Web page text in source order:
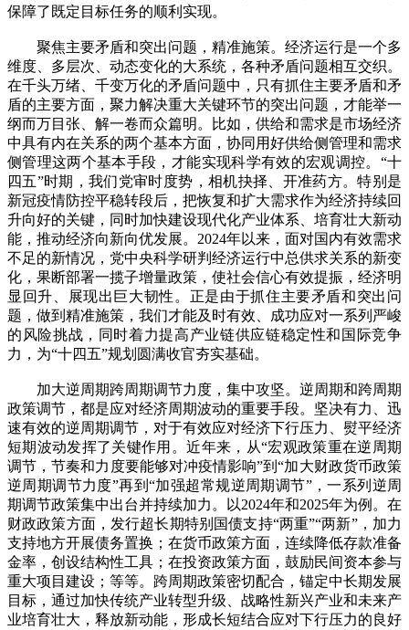
保障了既定目标任务的顺利实现。
聚焦主要矛盾和突出问题，精准施策。经济运行是一个多
维度、多层次、动态变化的大系统，各种矛盾问题相互交织。
在千头万绪、千变万化的矛盾问题中，只有抓住主要矛盾和矛
盾的主要方面，聚力解决重大关键环节的突出问题，才能举一
纲而万目张、解一卷而众篇明。比如，供给和需求是市场经济
中具有内在关系的两个基本方面，协同用好供给侧管理和需求
侧管理这两个基本手段，才能实现科学有效的宏观调控。“十
四五”时期，我们党审时度势，相机抉择、开准药方。特别是
新冠疫情防控平稳转段后，把恢复和扩大需求作为经济持续回
升向好的关键，同时加快建设现代化产业体系、培育壮大新动
能，推动经济向新向优发展。2024年以来，面对国内有效需求
不足的新情况，党中央科学研判经济运行中总供求关系的新变
化，果断部署一揽子增量政策，使社会信心有效提振，经济明
显回升、展现出巨大韧性。正是由于抓住主要矛盾和突出问
题，做到精准施策，我们才能及时有效、成功应对一系列严峻
的风险挑战，同时着力提高产业链供应链稳定性和国际竞争
力，为“十四五”规划圆满收官夯实基础。
加大逆周期跨周期调节力度，集中攻坚。逆周期和跨周期
政策调节，都是应对经济周期波动的重要手段。坚决有力、迅
速有效的逆周期调节，对于有效应对经济下行压力、熨平经济
短期波动发挥了关键作用。近年来，从“宏观政策重在逆周期
调节，节奏和力度要能够对冲疫情影响”到“加大财政货币政策
逆周期调节力度”再到“加强超常规逆周期调节”，一系列逆周
期调节政策集中出台并持续加力。以2024年和2025年为例。在
财政政策方面，发行超长期特别国债支持“两重”“两新”，加力
支持地方开展债务置换；在货币政策方面，连续降低存款准备
金率，创设结构性工具；在投资政策方面，鼓励民间资本参与
重大项目建设；等等。跨周期政策密切配合，锚定中长期发展
目标，通过加快传统产业转型升级、战略性新兴产业和未来产
业培育壮大，释放新动能，形成长短结合应对下行压力的良好